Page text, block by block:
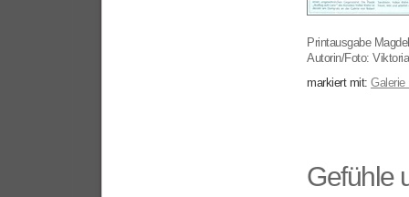
Printausgabe
Autorin/Foto:
markiert mit: Galerie
Gefühle